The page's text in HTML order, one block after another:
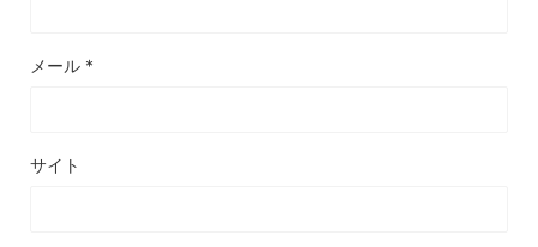
メール *
サイト